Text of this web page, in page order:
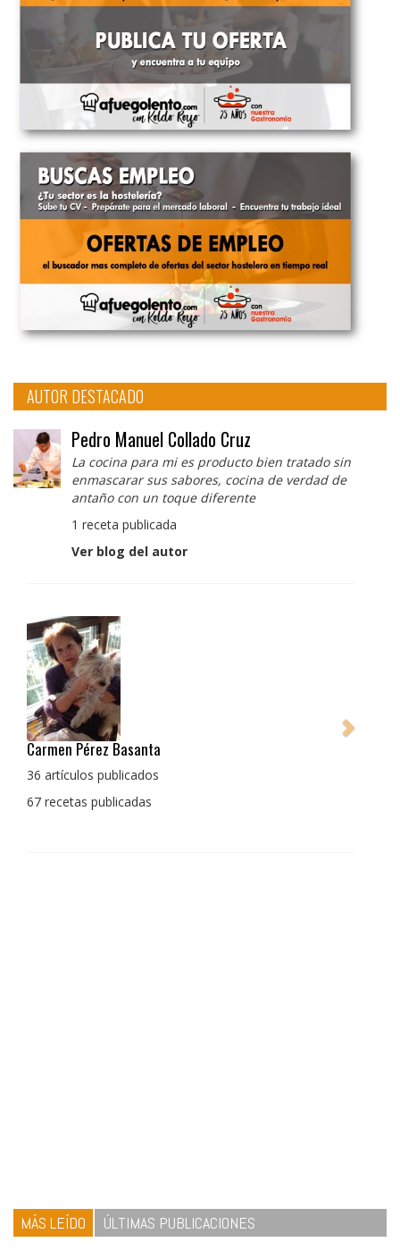
AUTOR DESTACADO
Pedro Manuel Collado Cruz
La cocina para mi es producto bien tratado sin
enmascarar sus sabores, cocina de verdad de
antaño con un toque diferente
1 receta publicada
Ver blog del autor
Pedro Manuel Collado Cruz
La cocina para mi es producto bien tratado sin
con un toque diferente